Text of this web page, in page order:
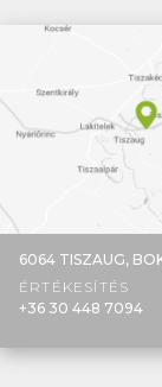
6064 TISZAUG,
ÉRTÉKESÍTÉS
+36 30 448 7094